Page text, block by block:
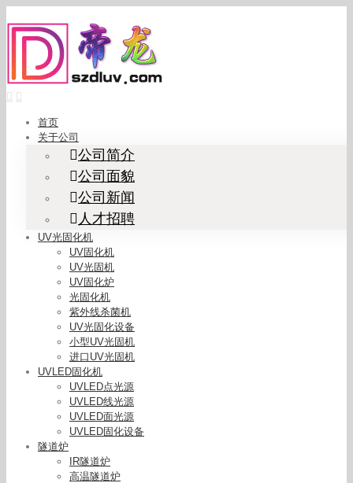
to
content
首页
关于公司
公司简介
公司面貌
公司新闻
人才招聘
UV光固化机
UV固化机
UV光固机
UV固化炉
光固化机
紫外线杀菌机
UV光固化设备
小型UV光固机
进口UV光固机
UVLED固化机
UVLED点光源
UVLED线光源
UVLED面光源
UVLED固化设备
隧道炉
IR隧道炉
高温隧道炉